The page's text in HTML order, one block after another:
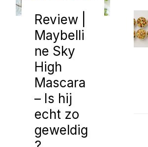
Review |
Maybelli
ne Sky
High
Mascara
– Is hij
echt zo
geweldig